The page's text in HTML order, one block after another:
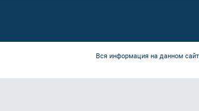
Вся информация на данном